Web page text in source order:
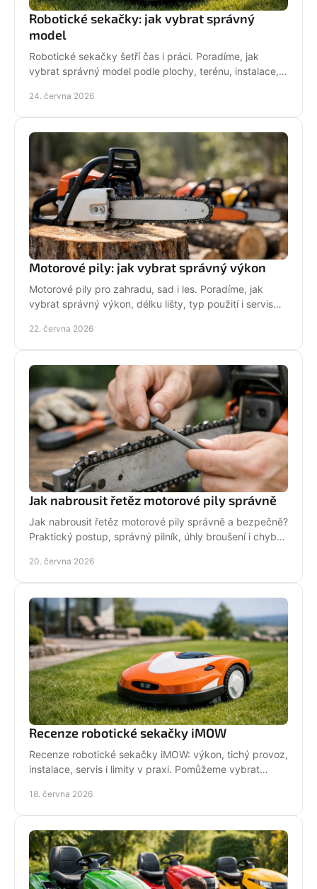
Robotické sekačky: jak vybrat správný
model
Robotické sekačky šetří čas i práci. Poradíme, jak
vybrat správný model podle plochy, terénu, instalace,
24. června 2026
Motorové pily: jak vybrat správný výkon
Motorové pily pro zahradu, sad i les. Poradíme, jak
vybrat správný výkon, délku lišty, typ použití i servis
22. června 2026
Jak nabrousit řetěz motorové pily správně
Jak nabrousit řetěz motorové pily správně a bezpečně?
Praktický postup, správný pilník, úhly broušení i chyby,
20. června 2026
Recenze robotické sekačky iMOW
Recenze robotické sekačky iMOW: výkon, tichý provoz,
instalace, servis i limity v praxi. Pomůžeme vybrat
18. června 2026